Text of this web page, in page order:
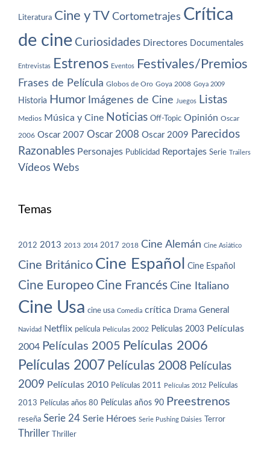
Literatura Cine y TV Cortometrajes Crítica
de cine Curiosidades Directores Documentales
Entrevistas Estrenos Eventos Festivales/Premios
Frases de Película Globos de Oro Goya 2008 Goya 2009
Historia Humor Imágenes de Cine Juegos Listas
Medios Música y Cine Noticias Off-Topic Opinión Oscar
2006 Oscar 2007 Oscar 2008 Oscar 2009 Parecidos
Razonables Personajes Publicidad Reportajes Serie Trailers
Vídeos Webs
Temas
2012 2013 2013 2014 2017 2018 Cine Alemán Cine Asiático
Cine Británico Cine Español Cine Español
Cine Europeo Cine Francés Cine Italiano
Cine Usa cine usa Comedia crítica Drama General
Navidad Netflix película Películas 2002 Películas 2003 Películas
2004 Películas 2005 Películas 2006
Películas 2007 Películas 2008 Películas
2009 Películas 2010 Películas 2011 Películas 2012 Películas
2013 Películas años 80 Películas años 90 Preestrenos
reseña Serie 24 Serie Héroes Serie Pushing Daisies Terror
Thriller Thriller